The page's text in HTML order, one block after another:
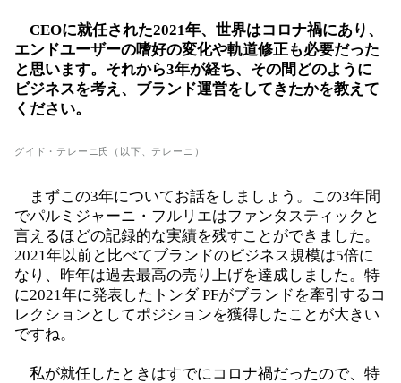
CEOに就任された2021年、世界はコロナ禍にあり、
エンドユーザーの嗜好の変化や軌道修正も必要だった
と思います。それから3年が経ち、その間どのように
ビジネスを考え、ブランド運営をしてきたかを教えて
ください。
グイド・テレーニ氏（以下、テレーニ）
まずこの3年についてお話をしましょう。この3年間
でパルミジャーニ・フルリエはファンタスティックと
言えるほどの記録的な実績を残すことができました。
2021年以前と比べてブランドのビジネス規模は5倍に
なり、昨年は過去最高の売り上げを達成しました。特
に2021年に発表したトンダ PFがブランドを牽引するコ
レクションとしてポジションを獲得したことが大きい
ですね。
私が就任したときはすでにコロナ禍だったので、特